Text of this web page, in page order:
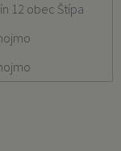
12 obec Štípa